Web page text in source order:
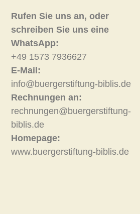
Rufen Sie uns an, oder
schreiben Sie uns eine
WhatsApp:
+49 1573 7936627
E-Mail:
info@buergerstiftung-biblis.de
Rechnungen an:
rechnungen@buergerstiftung-
biblis.de
Homepage:
www.buergerstiftung-biblis.de